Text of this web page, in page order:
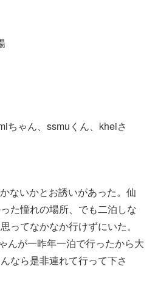
ゃん、ssmuくん、kheiさ
ないかとお誘いがあった。仙
た憧れの場所、でも二泊しな
ってなかなか行けずにいた。
んが一昨年一泊で行ったから大
なら是非連れて行って下さ